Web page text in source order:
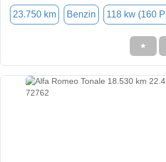
23.750 km Benzin 118 kw (160
★